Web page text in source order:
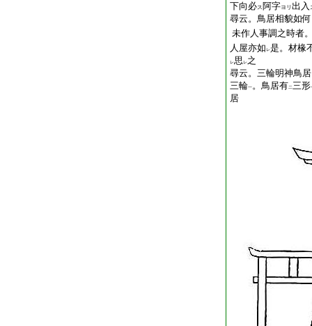
下向必ス 阿字ヨリ 出入
尋云。鳥居相貌如
未作人事調之時者
人屋亦如 レ是。材椽
レ思 レ之
尋云。三輪明神鳥居
三輪一。鳥居有二三形
居